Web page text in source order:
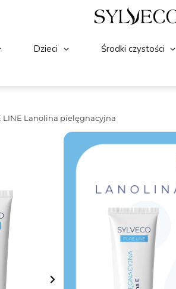
Dzieci Środki czystości
LINE Lanolina pielęgnacyjna
NOWOŚĆ!
Lanolina
delikatną barierę
wymagających
Pojemność:15ml
Składniki wiodące:
16.99Zł
Najniższa cena z 30